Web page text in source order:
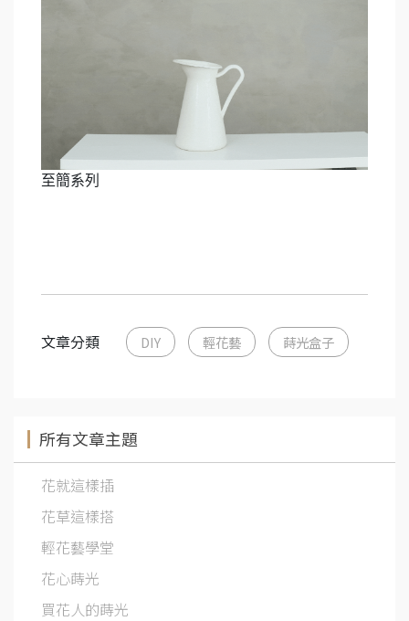
至簡系列
文章分類 DIY 輕花藝 蒔光盒子
所有文章主題
花就這樣插
花草這樣搭
輕花藝學堂
花心蒔光
買花人的蒔光